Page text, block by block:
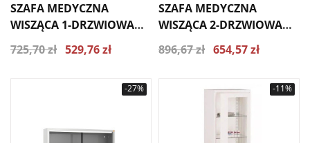
SZAFA MEDYCZNA
WISZĄCA 1-DRZWIOWA
MD-W/1, PRZESZKLONE
DRZWI
725,70 zł 529,76 zł
SZAFA MEDYCZNA
WISZĄCA 2-DRZWIOWA
MD-W/2, PRZESZKLONE
DRZWI
896,67 zł 654,57 zł
-27% -11%